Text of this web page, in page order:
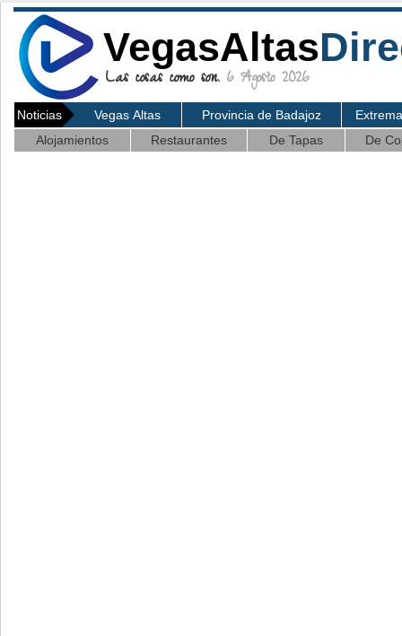
VegasAltas
Las cosas como son. 6 Agosto 2026
Noticias Vegas Altas Provincia de Badajoz
Alojamientos
Restaurantes De Tapas De